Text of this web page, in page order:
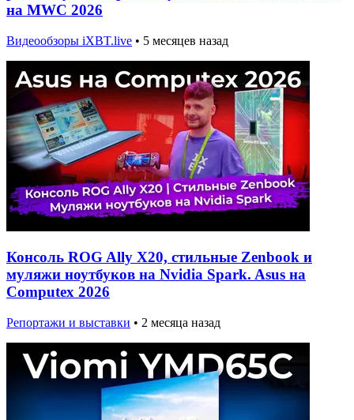
на MWC 2026
Видеообзоры iXBT.live • 5 месяцев назад
Консоль ROG Ally X20, стильные Zenbook и
муляжи ноутбуков на Nvidia Spark. Asus на
Computex 2026
Репортажи и выставки • 2 месяца назад